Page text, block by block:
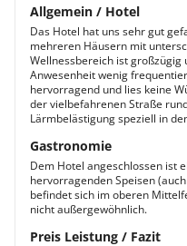
Allgemein / Hotel
Das Hotel hat uns sehr gut
mehreren Häusern mit
Wellnessbereich ist
Anwesenheit wenig
hervorragend und lies keine
der vielbefahrenen Straße
Lärmbelästigung speziell in
Gastronomie
Dem Hotel angeschlossen ist
hervorragenden Speisen
befindet sich im oberen
nicht außergewöhnlich.
Preis Leistung / Fazit